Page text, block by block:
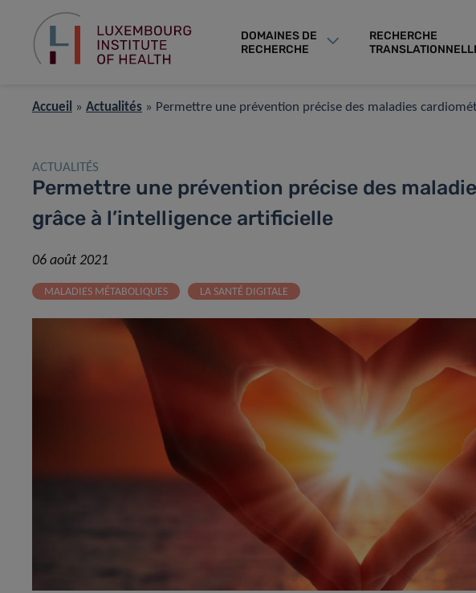
DOMAINES DE
RECHERCHE
RECHERCHE
Accueil » Actualités » Permettre une prévention précise des maladies
ACTUALITÉS
Permettre une prévention précise des
grâce à l’intelligence artificielle
06 août 2021
MALADIES MÉTABOLIQUES LA SANTÉ DIGITALE